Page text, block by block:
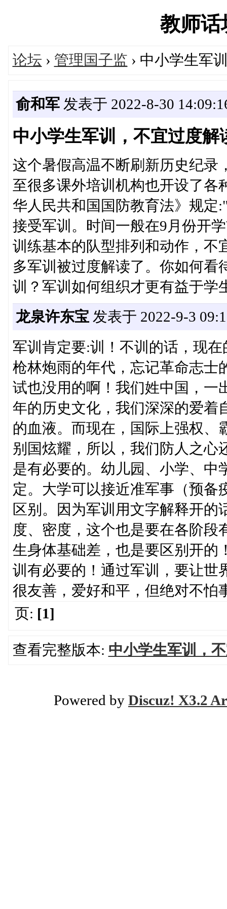
教师话
论坛 › 管理国子监 › 中小学生军
俞和军发表于 2022-8-30
中小学生军训，不宜过度解
这个暑假高温不断刷新历史纪录
至很多课外培训机构也开设了各
华人民共和国国防教育法》规定
接受军训。时间一般在9月份开
训练基本的队型排列和动作，不
多军训被过度解读了。你如何看
训？军训如何组织才更有益于学
龙泉许东宝 发表于 2022-9-3
军训肯定要:训！不训的话，现
枪林炮雨的年代，忘记革命志士
试也没用的啊！我们姓中国，一
年的历史文化，我们深深的爱着
的血液。而现在，国际上强权、
别国炫耀，所以，我们防人之心
是有必要的。幼儿园、小学、中
定。大学可以接近准军事（预备
区别。因为军训用文字解释开
度、密度，这个也是要在各阶段
生身体基础差，也是要区别开的
训有必要的！通过军训，要让世
很友善，爱好和平，但绝对不怕
页: [1]
查看完整版本: 中小学生军训，
Powered by Discuz! X3.2